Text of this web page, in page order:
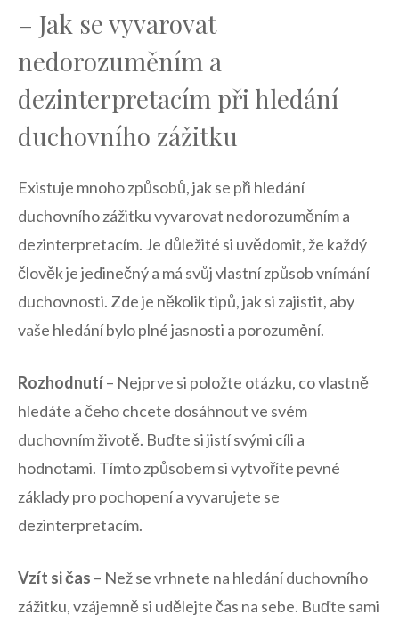
– Jak‌ se vyvarovat‍
nedorozuměním a
dezinterpretacím při hledání
duchovního ​zážitku
Existuje mnoho způsobů, jak ⁤se při hledání
duchovního zážitku vyvarovat nedorozuměním a
dezinterpretacím. ⁤Je důležité si uvědomit, že každý
člověk je jedinečný a má svůj ⁣vlastní způsob vnímání
duchovnosti. Zde je několik tipů, jak si zajistit,⁢ aby‍
vaše hledání‌ bylo‌ plné jasnosti a porozumění.
Rozhodnutí– Nejprve si položte otázku,​ co vlastně
hledáte a čeho chcete dosáhnout ve svém
duchovním životě.⁢ Buďte si jistí svými cíli a⁤
hodnotami. Tímto způsobem si vytvoříte pevné
základy pro pochopení a vyvarujete se
dezinterpretacím.
Vzít si čas – Než ⁤se vrhnete na hledání duchovního
zážitku, vzájemně si udělejte čas na sebe. Buďte sami